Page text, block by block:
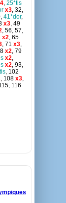
, 25*tis
x3, 32,
41*dor,
x3, 49
, 56, 57,
x2, 65
, 71 x3,
x2, 79
x2,
x2, 93,
, 102
, 108 x3,
116